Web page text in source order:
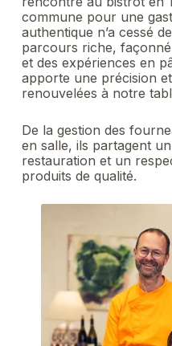
commune pour une
authentique n’a cessé
parcours riche,
et des expériences en
apporte une précision
renouvelées à notre
De la gestion des
en salle, ils partagent
restauration et un
produits de qualité.